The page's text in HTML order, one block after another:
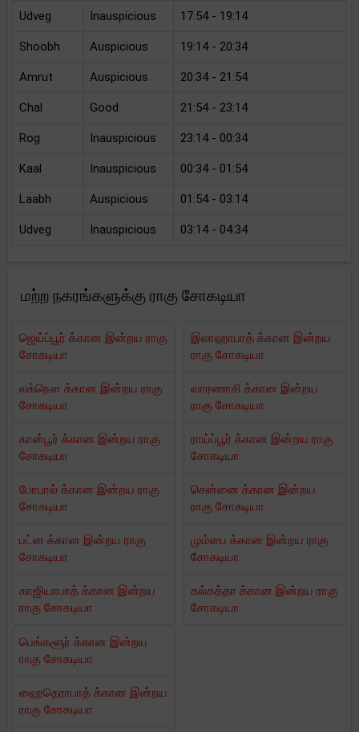
Udveg Inauspicious 17:54 - 19:14
Shoobh Auspicious 19:14 - 20:34
Amrut Auspicious 20:34 - 21:54
Chal Good 21:54 - 23:14
Rog Inauspicious 23:14 - 00:34
Kaal Inauspicious 00:34 - 01:54
Laabh Auspicious 01:54 - 03:14
Udveg Inauspicious 03:14 - 04:34
மற்ற நகரங்களுக்கு ராகு சோகடியா
ஜெய்ப்பூர் க்கான இன்றய ராகு
சோகடியா
லக்நௌ க்கான இன்றய ராகு
சோகடியா
கான்பூர் க்கான இன்றய ராகு
சோகடியா
போபால் க்கான இன்றய ராகு
சோகடியா
பட்ன க்கான இன்றய ராகு
சோகடியா
காஜியாபாத் க்கான இன்றய
ராகு சோகடியா
இலாஹாபாத் க்கான இன்றய
ராகு சோகடியா
வாரணாசி க்கான இன்றய
ராகு சோகடியா
ராய்ப்பூர் க்கான இன்றய ராகு
சோகடியா
சென்னை க்கான இன்றய
ராகு சோகடியா
மும்பை க்கான இன்றய ராகு
சோகடியா
கல்கத்தா க்கான இன்றய ராகு
சோகடியா
பெங்களூர் க்கான இன்றய
ராகு சோகடியா
ஹைதெராபாத் க்கான இன்றய
ராகு சோகடியா